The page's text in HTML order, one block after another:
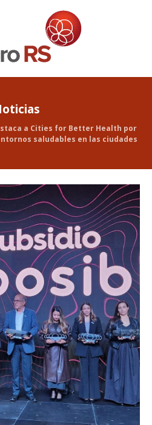
a Cities for Better Health por
saludables en las ciudades